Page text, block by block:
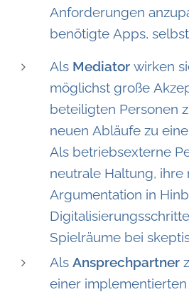
Anforderungen
benötigte Apps,
Als Mediator wirken
möglichst große
beteiligten Personen
neuen Abläufe zu
Als betriebsexterne
neutrale Haltung, ihre
Argumentation in
Spielräume bei
Als Ansprechpartner
einer